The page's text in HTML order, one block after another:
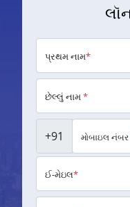
પ્રથમ નામ*
છેલ્લું નામ*
+91 મોબાઇલ
ઈ-મેઇલ*